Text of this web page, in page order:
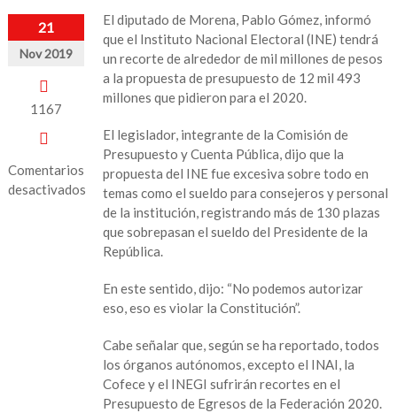
21
Nov 2019
1167
Comentarios
desactivados
El diputado de Morena, Pablo Gómez, informó
que el Instituto Nacional Electoral (INE) tendrá
un recorte de alrededor de mil millones de pesos
a la propuesta de presupuesto de 12 mil 493
millones que pidieron para el 2020.
El legislador, integrante de la Comisión de
Presupuesto y Cuenta Pública, dijo que la
propuesta del INE fue excesiva sobre todo en
temas como el sueldo para consejeros y personal
de la institución, registrando más de 130 plazas
que sobrepasan el sueldo del Presidente de la
República.
En este sentido, dijo: “No podemos autorizar
eso, eso es violar la Constitución”.
Cabe señalar que, según se ha reportado, todos
los órganos autónomos, excepto el INAI, la
Cofece y el INEGI sufrirán recortes en el
Presupuesto de Egresos de la Federación 2020.